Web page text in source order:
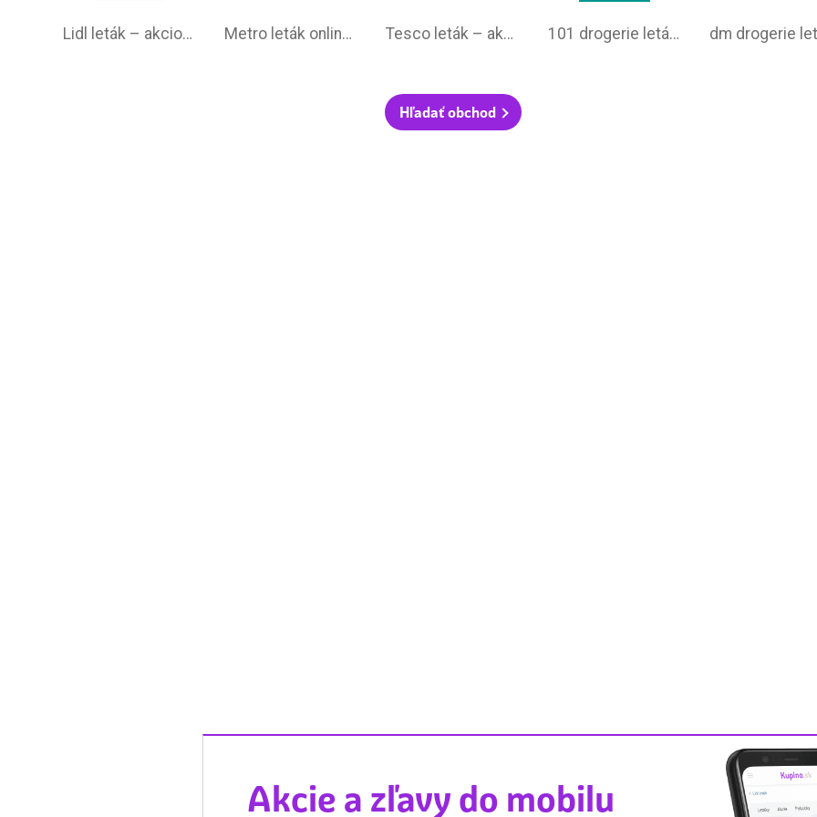
Lidl leták –⁠ akciová ponuka Metro leták online –⁠ aktuálna ponuka Tesco leták – akciová ponuka 101 drogerie leták aktuálny
Hľadať obchod
Akcie a zľavy do mobilu